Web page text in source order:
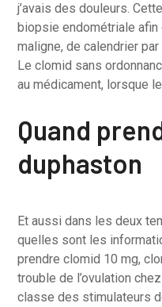
j’avais des douleurs.
biopsie endométriale afin
maligne, de calendrier
Le clomid sans
au médicament, lorsque
Quand
duphaston
Et aussi dans les deux
quelles sont les
prendre clomid 10 mg,
trouble de l’ovulation
classe des stimulateurs